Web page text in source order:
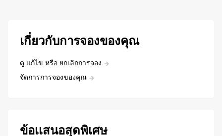
เกี่ยวกับการจองของคุณ
ดู แก้ไข หรือ ยกเลิกการจอง
จัดการการจองของคุณ
ข้อเเสนอสุดพิเศษ